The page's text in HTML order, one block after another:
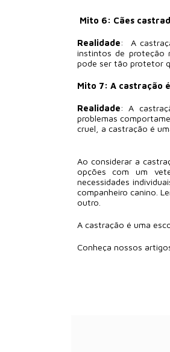
Mito 6: Cães
Realidade: A
instintos de proteção
pode ser tão protetor
Mito 7: A castração
Realidade: A
problemas
cruel, a castração é
Ao considerar a
opções com um
necessidades
companheiro canino.
outro.
A castração é uma
Conheça nossos